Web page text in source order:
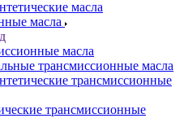
масла
масла
масла
трансмиссионные масла
трансмиссионные
трансмиссионные